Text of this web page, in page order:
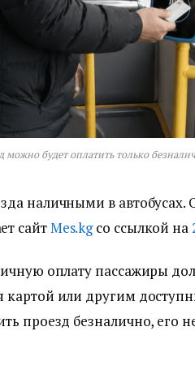
будет оплатить только
наличными в автобусах.
сайтМes.kgсо ссылкой на
оплату пассажиры
картой или другим
проезд безналично, его